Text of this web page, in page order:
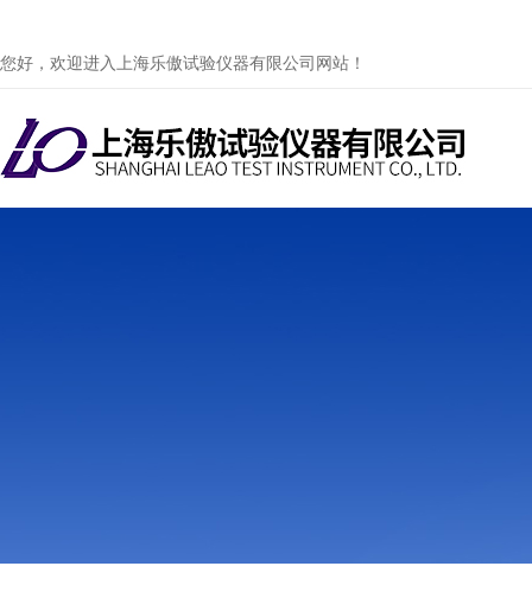
您好，欢迎进入上海乐傲试验仪器有限公司网站！